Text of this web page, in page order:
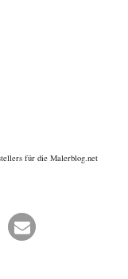
für die Malerblog.net